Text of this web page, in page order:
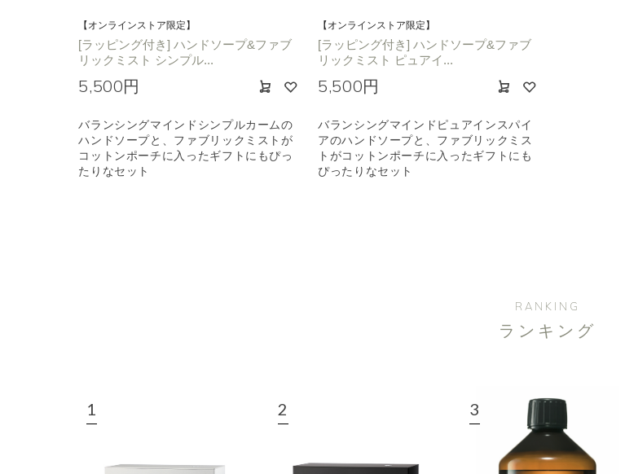
【オンラインストア限定】
[ラッピング付き] ハンドソープ&ファブ
リックミスト シンプル...
5,500円
バランシングマインドシンプルカームの
ハンドソープと、ファブリックミストが
コットンポーチに入ったギフトにもぴっ
たりなセット
【オンラインストア限定】
[ラッピング付き] ハンドソープ&ファブ
リックミスト ピュアイ...
5,500円
バランシングマインドピュアインスパイ
アのハンドソープと、ファブリックミス
トがコットンポーチに入ったギフトにも
ぴったりなセット
RANKING
ランキング